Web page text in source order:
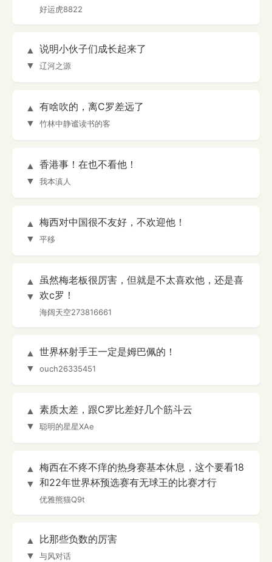
好运虎8822
▲
▼
说明小伙子们成长起来了
辽河之源
▲
▼
有啥吹的，离C罗差远了
竹林中静谧读书的客
▲
▼
香港事！在也不看他！
我本滇人
▲
▼
梅西对中国很不友好，不欢迎他！
平移
▲
▼
虽然梅老板很厉害，但就是不太喜欢他，还是喜
欢c罗！
海阔天空273816661
▲
▼
世界杯射手王一定是姆巴佩的！
ouch26335451
▲
▼
素质太差，跟C罗比差好几个筋斗云
聪明的星星XAe
▲
▼
梅西在不疼不痒的热身赛基本休息，这个要看18
和22年世界杯预选赛有无球王的比赛才行
优雅熊猫Q9t
▲
▼
比那些负数的厉害
与风对话